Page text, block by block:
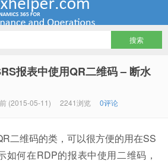
报表中使用QR二维码 – 断水
(2015-05-11) 2241浏览 0评论
二维码的类，可以很方便的用在SS
如何在RDP的报表中使用二维码，